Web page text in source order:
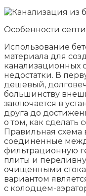
Особенности
Использование
материала для
канализационных
недостатки. В
дешевый,
большинству
заключается в
друга до
о том, как сделать
Правильная
соединенные
фильтрационную
плиты и
очищенными
вариантом
с колодцем-